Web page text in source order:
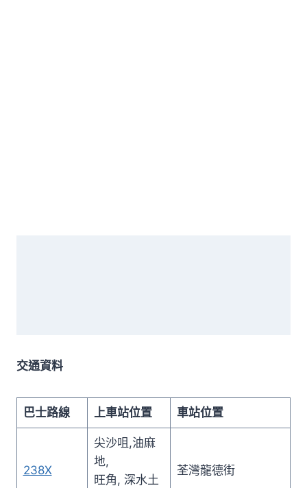
交通資料
巴士路線 上車站位置 車站位置
238X
尖沙咀,油麻
地,
旺角, 深水土
荃灣龍德街